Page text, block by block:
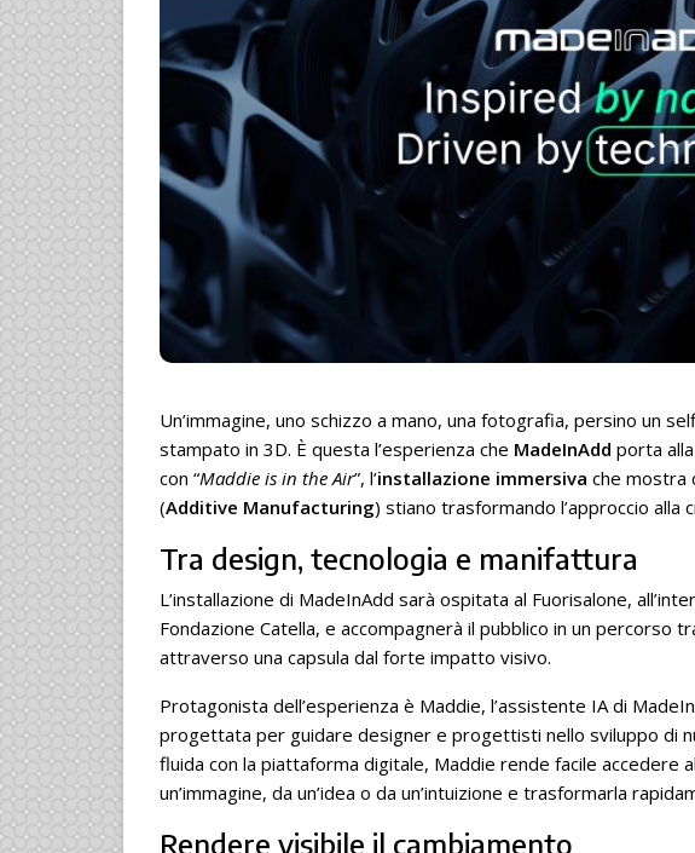
Un’immagine, uno schizzo a mano, una fotografia, persino un
stampato in 3D. È questa l’esperienza che MadeInAdd porta alla
con “Maddie is in the Air”, l’installazione immersiva che mostra
(Additive Manufacturing) stiano trasformando l’approccio alla
Tra design, tecnologia e manifattura
L’installazione di MadeInAdd sarà ospitata al Fuorisalone,
Fondazione Catella, e accompagnerà il pubblico in un percorso
attraverso una capsula dal forte impatto visivo.
Protagonista dell’esperienza è Maddie, l’assistente IA di
progettata per guidare designer e progettisti nello sviluppo di
fluida con la piattaforma digitale, Maddie rende facile accedere
un’immagine, da un’idea o da un’intuizione e trasformarla
Rendere visibile il cambiamento